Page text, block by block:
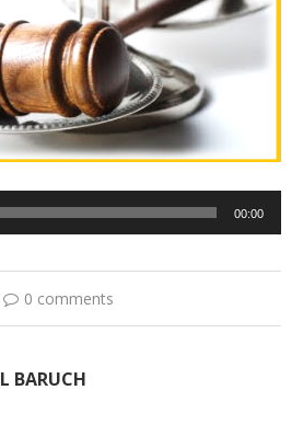
00:00
0 comments
BARUCH